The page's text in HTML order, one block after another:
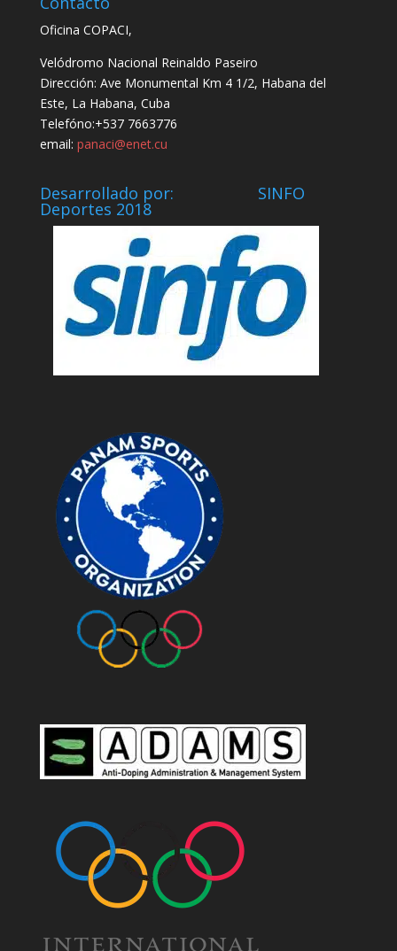
Oficina COPACI,
Velódromo Nacional Reinaldo Paseiro
Dirección: Ave Monumental Km 4 1/2, Habana del
Este, La Habana, Cuba
Telefóno:+537 7663776
email: panaci@enet.cu
Desarrollado por: SINFO
Deportes 2018